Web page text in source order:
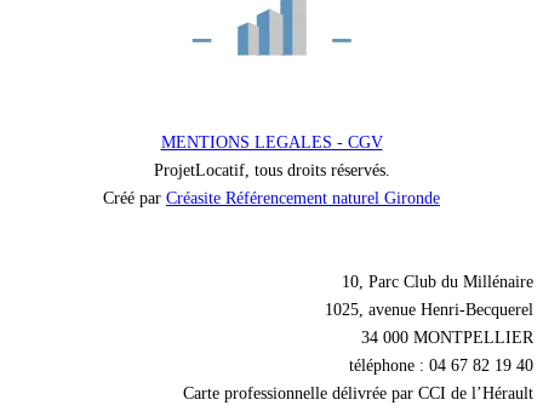
MENTIONS LEGALES - CGV
ProjetLocatif, tous droits réservés.
Créé par Créasite Référencement naturel Gironde
10, Parc Club du Millénaire
1025, avenue Henri-Becquerel
34 000 MONTPELLIER
téléphone : 04 67 82 19 40
Carte professionnelle délivrée par CCI de l’Hérault